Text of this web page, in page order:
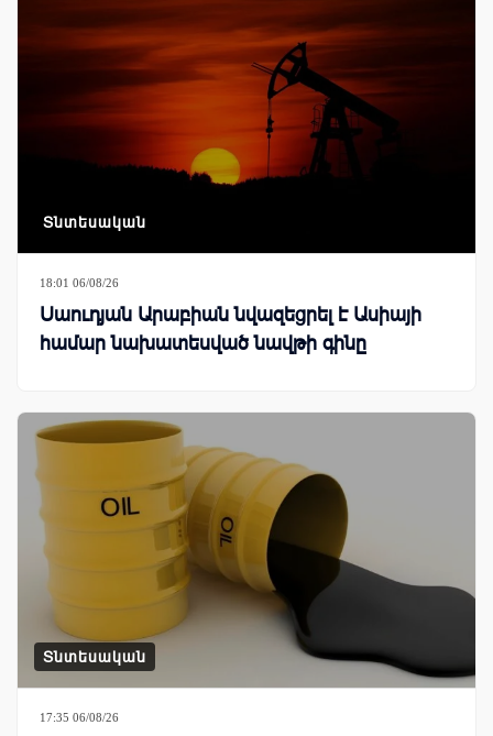
Տնտեսական
18:01 06/08/26
Սաուդյան Արաբիան նվազեցրել է Ասիայի
համար նախատեսված նավթի գինը
Տնտեսական
17:35 06/08/26